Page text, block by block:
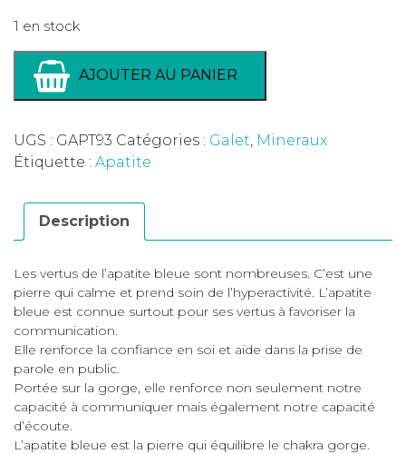
1 en stock
AJOUTER AU PANIER
UGS : GAPT93 Catégories : Galet, Mineraux
Étiquette : Apatite
Description
Les vertus de l’apatite bleue sont nombreuses. C’est une
pierre qui calme et prend soin de l’hyperactivité. L’apatite
bleue est connue surtout pour ses vertus à favoriser la
communication.
Elle renforce la confiance en soi et aide dans la prise de
parole en public.
Portée sur la gorge, elle renforce non seulement notre
capacité à communiquer mais également notre capacité
d’écoute.
L’apatite bleue est la pierre qui équilibre le chakra gorge.